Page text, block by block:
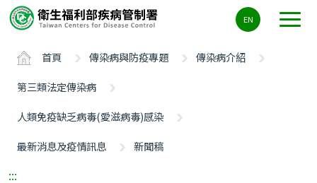
要
ALT+C
EN
首頁 傳染病與防疫專題
傳染病介紹
第三類法定傳染病
人類免疫缺乏病毒(愛滋病毒)感染
最新消息及疫情訊息
新聞稿
:::